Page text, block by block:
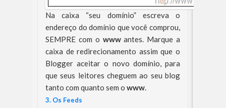
Na caixa “seu domínio” escreva o
endereço do domínio que você comprou,
SEMPRE com o wwwantes. Marque a
caixa de redirecionamento assim que o
Blogger aceitar o novo domínio, para
que seus leitores cheguem ao seu blog
tanto com quanto sem o www.
3. Os Feeds